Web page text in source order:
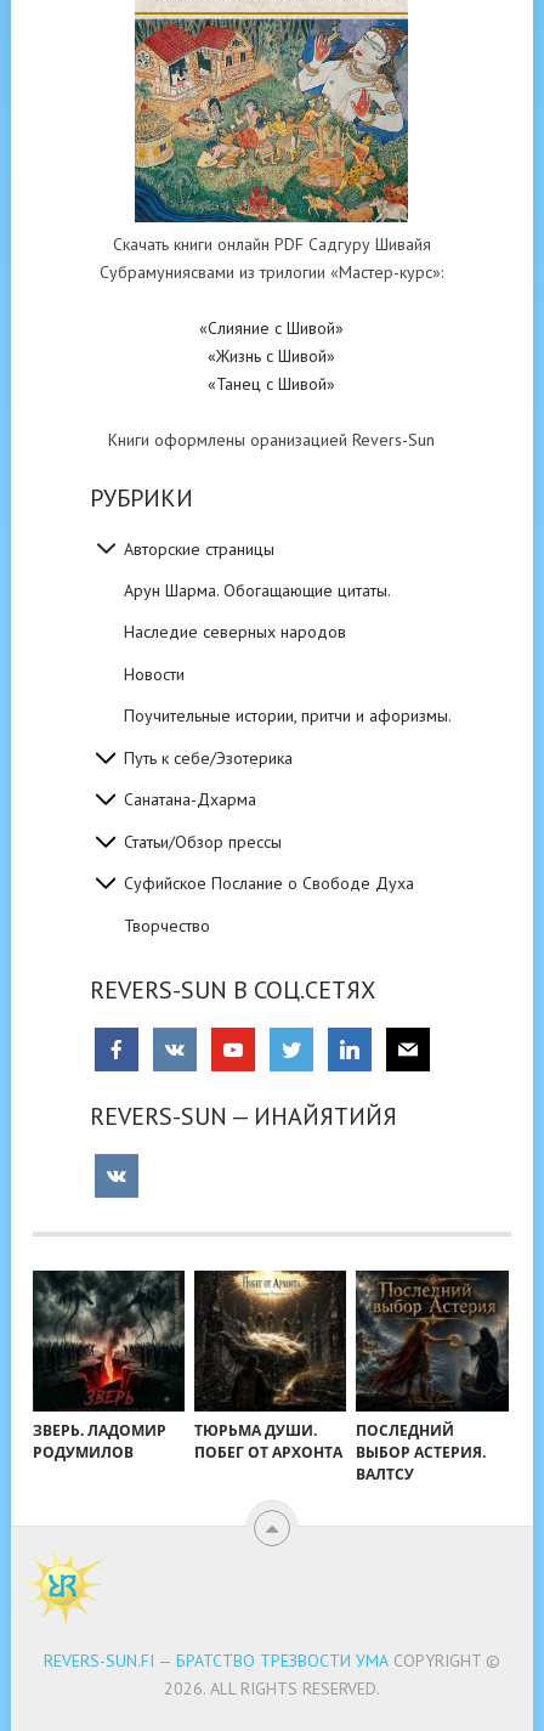
Скачать книги онлайн PDF Садгуру Шивайя
Субрамуниясвами из трилогии «Мастер-курс»:
«Слияние с Шивой»
«Жизнь с Шивой»
«Танец с Шивой»
Книги оформлены оранизацией Revers-Sun
РУБРИКИ
Авторские страницы
Арун Шарма. Обогащающие цитаты.
Наследие северных народов
Новости
Поучительные истории, притчи и афоризмы.
Путь к себе/Эзотерика
Санатана-Дхарма
Статьи/Обзор прессы
Суфийское Послание о Свободе Духа
Творчество
REVERS-SUN В СОЦ.СЕТЯХ
REVERS-SUN — ИНАЙЯТИЙЯ
ЗВЕРЬ. ЛАДОМИР
РОДУМИЛОВ
ТЮРЬМА ДУШИ.
ПОБЕГ ОТ АРХОНТА
ПОСЛЕДНИЙ
ВЫБОР АСТЕРИЯ.
ВАЛТСУ
REVERS-SUN.FI — БРАТСТВО ТРЕЗВОСТИ УМАCOPYRIGHT ©
2026. ALL RIGHTS RESERVED.